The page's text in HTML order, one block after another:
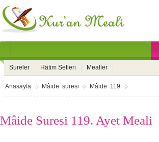
Sureler Hatim Setleri Mealler
Anasayfa Mâide suresi Mâide 119
Mâide Suresi 119. Ayet Meali